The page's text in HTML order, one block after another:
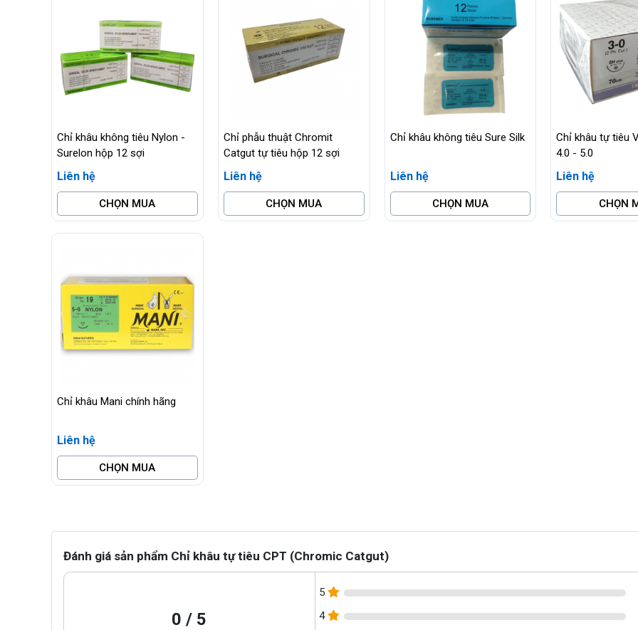
Chỉ khâu không tiêu Nylon -
Surelon hộp 12 sợi
Liên hệ
CHỌN MUA
Chỉ phẫu thuật Chromit
Catgut tự tiêu hộp 12 sợi
Liên hệ
CHỌN MUA
Chỉ khâu không tiêu Sure Silk
Liên hệ
CHỌN MUA
Chỉ khâu tự tiêu
4.0 - 5.0
Liên hệ
CHỌN
Chỉ khâu Mani chính hãng
Liên hệ
CHỌN MUA
Đánh giá sản phẩm Chỉ khâu tự tiêu CPT (Chromic Catgut)
0 / 5
5
4